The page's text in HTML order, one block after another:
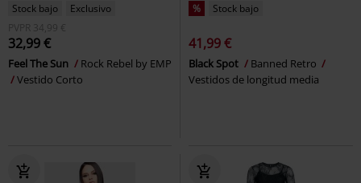
Stock bajo
Exclusivo
PVPR 34,99 €
32,99 €
Feel The Sun
Rock Rebel by EMP
Vestido Corto
% Stock bajo
41,99 €
Black Spot
Banned Retro
Vestidos de longitud media